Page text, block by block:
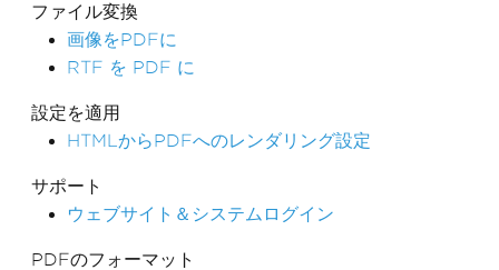
ファイル変換
画像をPDFに
RTF を PDF に
設定を適用
HTMLからPDFへのレンダリング設定
サポート
ウェブサイト＆システムログイン
PDFのフォーマット